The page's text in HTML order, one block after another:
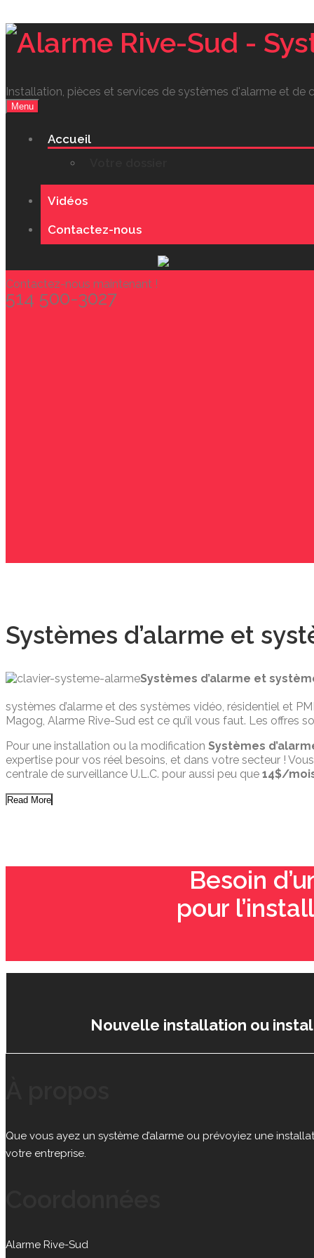
Installation, pièces et services de systèmes d'alarme et de
Menu
Accueil
Vidéos
Contactez-nous
Contactez-nous maintenant !
514 500-3027
Systèmes d’alarme et
Systèmes d’alarme et
systèmes d’alarme et des systèmes vidéo, résidentiel et
Magog, Alarme Rive-Sud est ce qu’il vous faut. Les offres
Pour une installation ou la modification Systèmes
expertise pour vos réel besoins, et dans votre secteur !
centrale de surveillance U.L.C. pour aussi peu que 14$/
Read More
Besoin
pour
Nouvelle installation ou
Que vous ayez un système d’alarme ou prévoyiez une
votre entreprise.
Alarme Rive-Sud